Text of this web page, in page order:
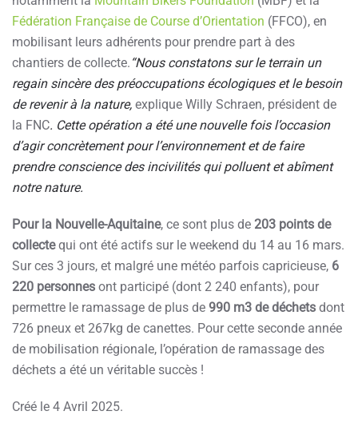
Fédération Française de Course d’Orientation (FFCO), en
mobilisant leurs adhérents pour prendre part à des
chantiers de collecte. “Nous constatons sur le terrain un
regain sincère des préoccupations écologiques et le besoin
de revenir à la nature, explique Willy Schraen, président de
la FNC. Cette opération a été une nouvelle fois l’occasion
d’agir concrètement pour l’environnement et de faire
prendre conscience des incivilités qui polluent et abîment
notre nature.
Pour la Nouvelle-Aquitaine, ce sont plus de 203 points de
collectequi ont été actifs sur le weekend du 14 au 16 mars.
Sur ces 3 jours, et malgré une météo parfois capricieuse, 6
220 personnes ont participé (dont 2 240 enfants), pour
permettre le ramassage de plus de 990 m3 de déchets dont
726 pneux et 267kg de canettes. Pour cette seconde année
de mobilisation régionale, l’opération de ramassage des
déchets a été un véritable succès !
Créé le 4 Avril 2025.